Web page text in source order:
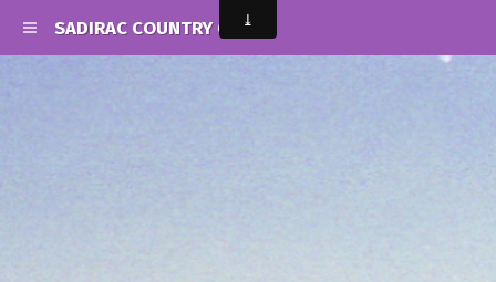
SADIRAC COUNTRY CLUB